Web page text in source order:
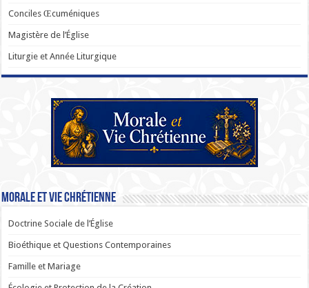
Conciles Œcuméniques
Magistère de l’Église
Liturgie et Année Liturgique
Morale et Vie Chrétienne
Doctrine Sociale de l’Église
Bioéthique et Questions Contemporaines
Famille et Mariage